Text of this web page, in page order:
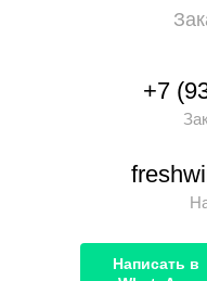
+7
Написать в